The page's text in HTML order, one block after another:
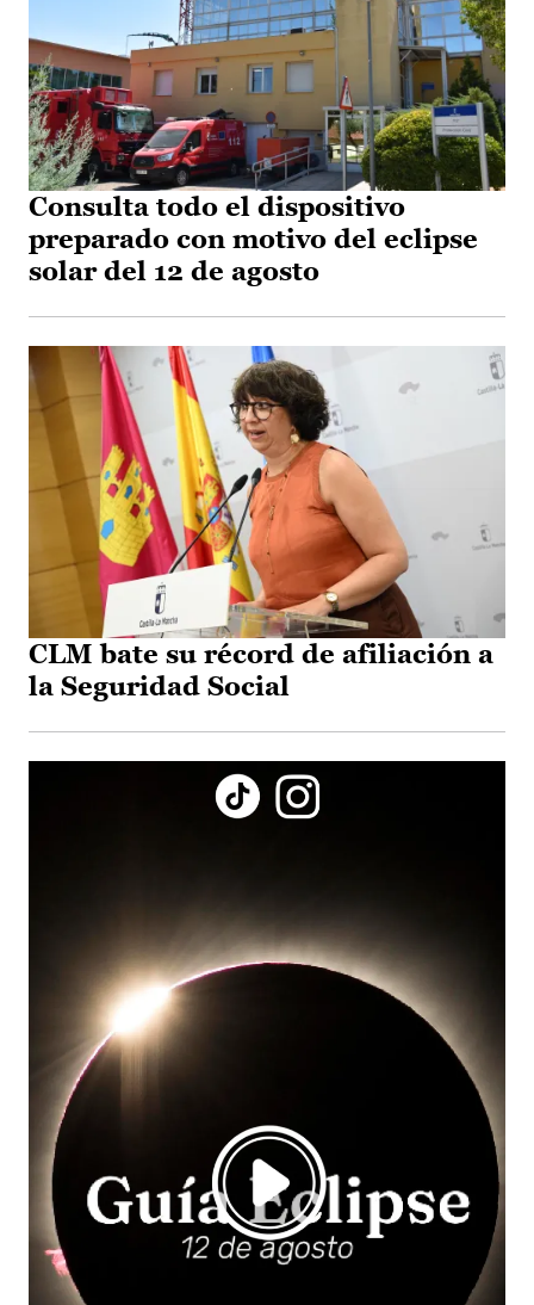
Consulta todo el dispositivo
preparado con motivo del eclipse
solar del 12 de agosto
CLM bate su récord de afiliación a
la Seguridad Social